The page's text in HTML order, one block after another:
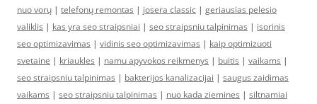
nuo vorų | telefonų remontas | josera classic | geriausias pelesio
valiklis | kas yra seo straipsniai | seo straipsniu talpinimas | isorinis
seo optimizavimas | vidinis seo optimizavimas | kaip optimizuoti
svetaine | kriaukles | namu apyvokos reikmenys | buitis | vaikams |
seo straipsniu talpinimas | bakterijos kanalizacijai | saugus zaidimas
vaikams | seo straipsniu talpinimas | nuo kada ziemines | siltnamiai